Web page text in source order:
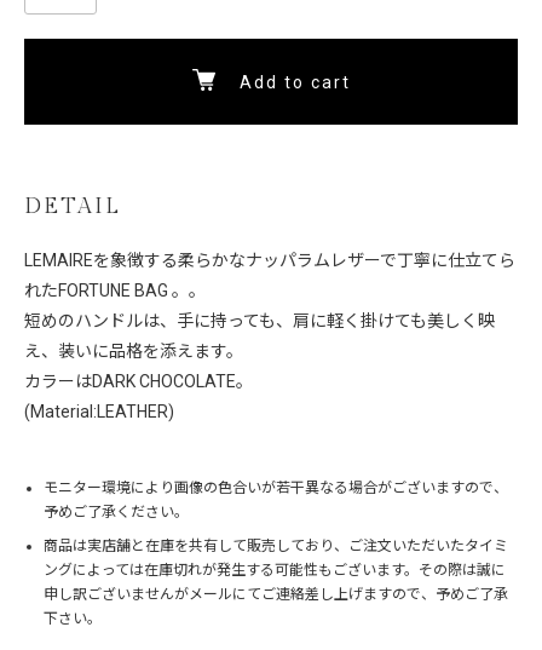
Add to cart
DETAIL
LEMAIREを象徴する柔らかなナッパラムレザーで丁寧に仕立てら
れたFORTUNE BAG 。。
短めのハンドルは、手に持っても、肩に軽く掛けても美しく映
え、装いに品格を添えます。
カラーはDARK CHOCOLATE。
(Material:LEATHER)
モニター環境により画像の色合いが若干異なる場合がございますので、
予めご了承ください。
商品は実店舗と在庫を共有して販売しており、ご注文いただいたタイミ
ングによっては在庫切れが発生する可能性もございます。その際は誠に
申し訳ございませんがメールにてご連絡差し上げますので、予めご了承
下さい。